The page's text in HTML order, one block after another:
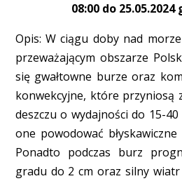
08:00 do 25.05.2024
Opis: W ciągu doby nad
przeważającym obszarze
się gwałtowne burze oraz
konwekcyjne, które przyniosą
deszczu o wydajności do 15-
one powodować
Ponadto podczas burz
gradu do 2 cm oraz silny